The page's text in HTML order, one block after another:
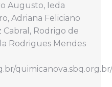
Augusto, Ieda
Adriana Feliciano
Cabral, Rodrigo de
Rodrigues Mendes